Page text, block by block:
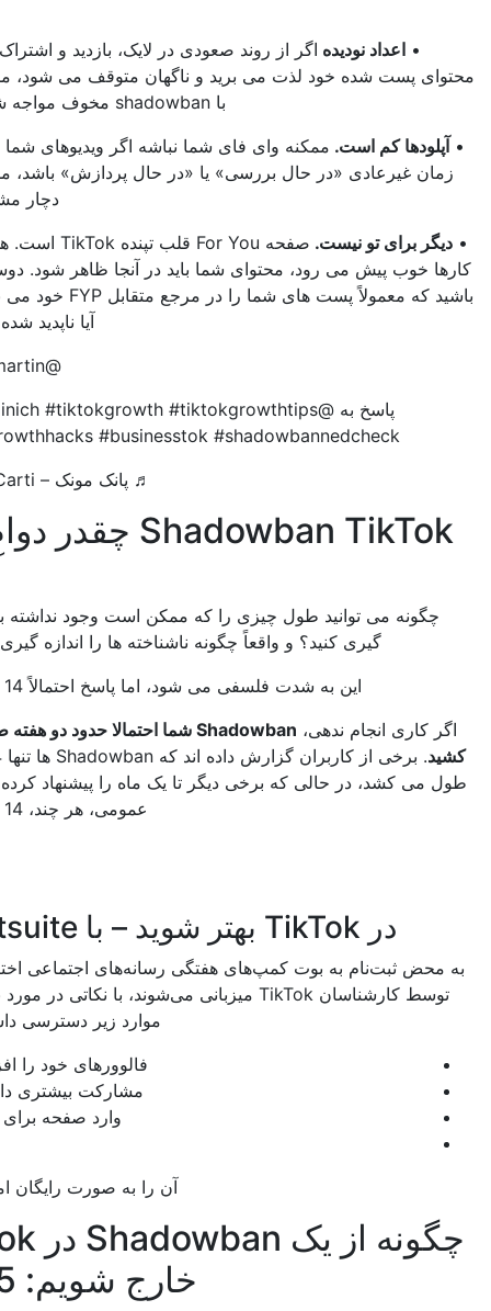
اعداد نودیدهاگر از روند صعودی در لایک، بازدید و اشتراک گذاری در
پست شده خود لذت می برید و ناگهان متوقف می شود، ممکن است
کم است. ممکنه وای فای شما نباشه اگر ویدیوهای شما برای مدت
غیرعادی «در حال بررسی» یا «در حال پردازش» باشد، ممکن است
دچار مشکل شوید.
برای تو نیست.
صفحه For You قلب تپنده TikTok است. همچنین اگر
پیش می رود، محتوای شما باید در آنجا ظاهر شود. دوستی داشته
باشید که معمولاً پست های شما را در مرجع متقابل FYP خود می بیند تا ببیند
آیا ناپدید شده اند یا خیر.
پاسخ به @jodimiculinich #tiktokgrowth #tiktokgrowthtips
#tiktokgrowthhacks #businesstok #shadowbannedcheck
♬ پانک مونک – Playboi Carti
Shadowban TikTok چقدر دوام می
می توانید طول چیزی را که ممکن است وجود نداشته باشد اندازه
گیری کنید؟ و واقعاً چگونه ناشناخته ها را اندازه گیری می کنید؟
این به شدت فلسفی می شود، اما پاسخ احتمالاً 14 روز است.
انجام ندهی،
Shadowban شما احتمالا حدود دو هفته طول خواهد
. برخی از کاربران گزارش داده اند که Shadowban ها تنها 24 ساعت
در حالی که برخی دیگر تا یک ماه را پیشنهاد کرده اند. اجماع
عمومی، هر چند، 14 روز است.
ثبت‌نام به بوت کمپ‌های هفتگی رسانه‌های اجتماعی اختصاصی که
توسط کارشناسان TikTok میزبانی می‌شوند، با نکاتی در مورد نحوه انجام
موارد زیر دسترسی داشته باشید:
فالوورهای خود را افزایش دهید
مشارکت بیشتری داشته باشید
وارد صفحه برای شما شوید
آن را به صورت رایگان امتحان کنید
چگونه از یک Shadowban در TikTok
خارج شویم: 5 نکته